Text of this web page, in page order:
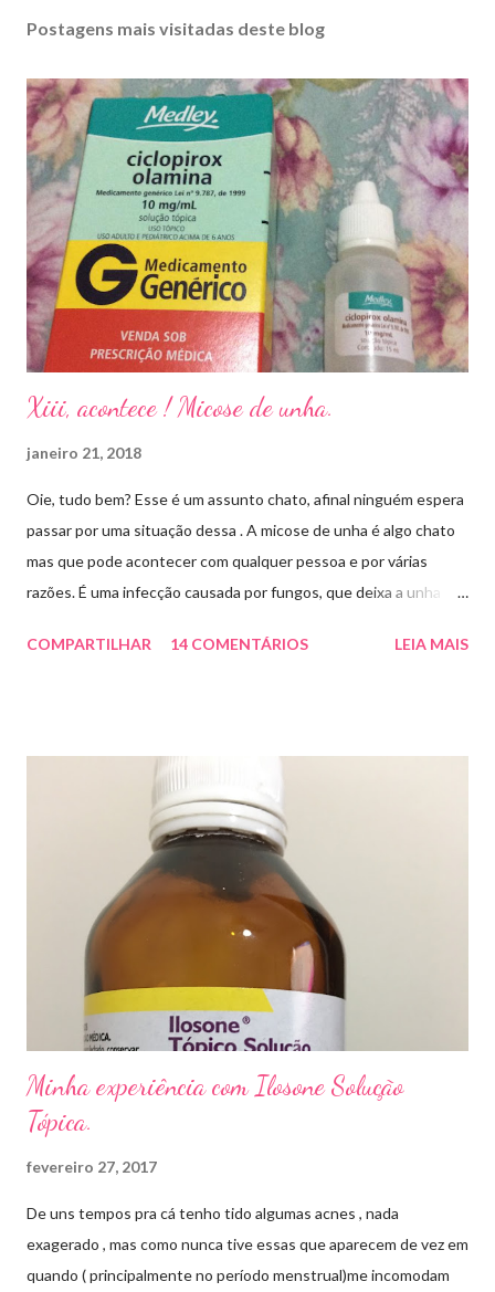
Postagens mais visitadas deste blog
Xiii, acontece ! Micose de unha.
janeiro 21, 2018
Oie, tudo bem? Esse é um assunto chato, afinal ninguém espera
passar por uma situação dessa . A micose de unha é algo chato
mas que pode acontecer com qualquer pessoa e por várias
razões. É uma infecção causada por fungos, que deixa a unha
descolar da pele. As causas mais comuns dessas micoses é por
micose de unha é feito com esmaltes antifúngicos ou remédios
orais ,ou para aplicação local receitados pelo dermatologista. O
tempo para tratamento pode variar de 06 meses a um ano. Para
quem prefere tratamentos caseiros , pode aplicar óleo de cravo
duas vezes ao dia. Eu já passei por isso, pelo uso de muito
sapato fechado e apertado . E utilizei o Ciclopirox olamina que é
um agente antifúngico sintético para tratamento dermatológico
COMPARTILHAR 14 COMENTÁRIOS LEIA MAIS
Minha experiência com Ilosone Solução
Tópica.
fevereiro 27, 2017
De uns tempos pra cá tenho tido algumas acnes , nada
exagerado , mas como nunca tive essas que aparecem de vez em
quando ( principalmente no período menstrual)me incomodam